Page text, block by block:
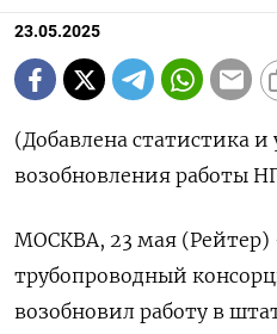
23.05.2025
(Добавлена статистика и
возобновления работы
МОСКВА, 23 мая (Рейтер)
трубопроводный
возобновил работу в